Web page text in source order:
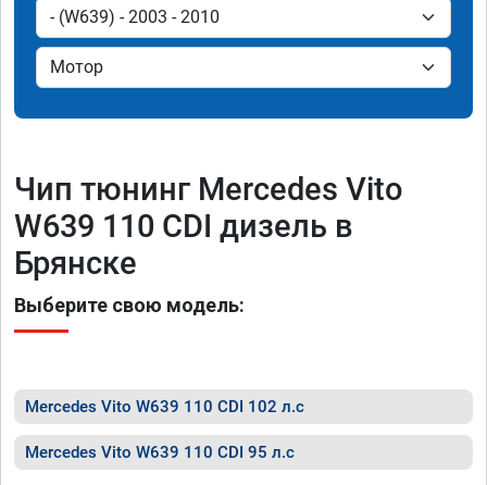
Чип тюнинг Mercedes Vito
W639 110 CDI дизель в
Брянске
Выберите свою модель:
Mercedes Vito W639 110 CDI 102 л.с
Mercedes Vito W639 110 CDI 95 л.с